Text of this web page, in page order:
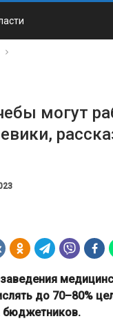
могут
до 70–80%
бюджетников.